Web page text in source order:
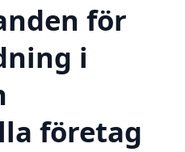
för
i
företag